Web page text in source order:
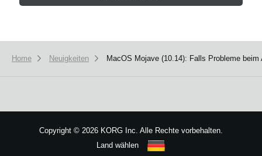
Home Neuigkeiten MacOS Mojave (10.14): Falls Probleme
Copyright © 2026 KORG Inc. Alle Rechte vorbehalten.
Land wählen